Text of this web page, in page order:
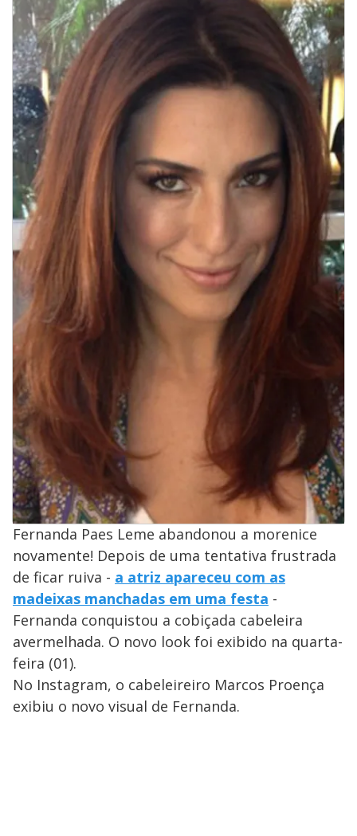
Fernanda Paes Leme abandonou a morenice
novamente! Depois de uma tentativa frustrada
de ficar ruiva - a atriz apareceu com as
madeixas manchadas em uma festa -
Fernanda conquistou a cobiçada cabeleira
avermelhada. O novo look foi exibido na quarta-
feira (01).
No Instagram, o cabeleireiro Marcos Proença
exibiu o novo visual de Fernanda.